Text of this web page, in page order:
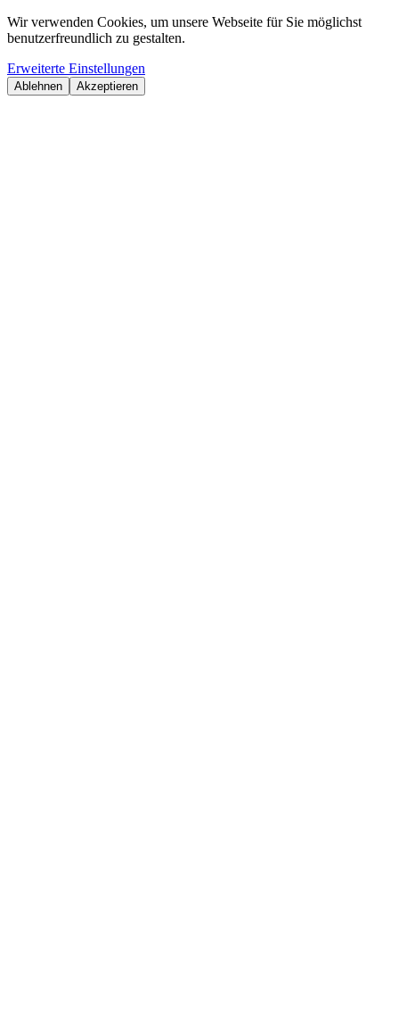
Wir verwenden Cookies, um unsere Webseite für Sie möglichst
benutzerfreundlich zu gestalten.
Erweiterte Einstellungen
Ablehnen Akzeptieren